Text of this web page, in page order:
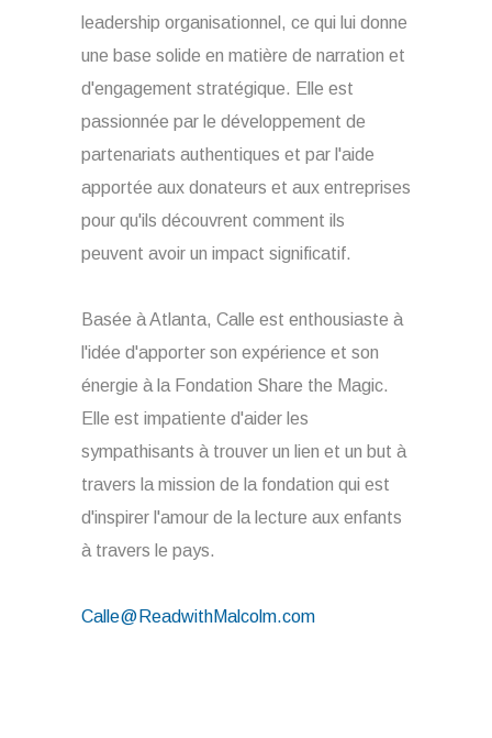
leadership organisationnel, ce qui lui donne
une base solide en matière de narration et
d'engagement stratégique. Elle est
passionnée par le développement de
partenariats authentiques et par l'aide
apportée aux donateurs et aux entreprises
pour qu'ils découvrent comment ils
peuvent avoir un impact significatif.
Basée à Atlanta, Calle est enthousiaste à
l'idée d'apporter son expérience et son
énergie à la Fondation Share the Magic.
Elle est impatiente d'aider les
sympathisants à trouver un lien et un but à
travers la mission de la fondation qui est
d'inspirer l'amour de la lecture aux enfants
à travers le pays.
Calle@ReadwithMalcolm.com